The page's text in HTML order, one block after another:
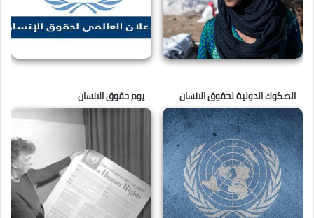
الصكوك الدولية لحقوق الانسان يوم حقوق الانسان